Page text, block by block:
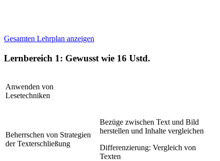
Gesamten Lehrplan anzeigen
Lernbereich 1: Gewusst wie 16 Ustd.
Anwenden von
Lesetechniken
Beherrschen von Strategien
der Texterschließung
Bezüge zwischen Text und Bild
herstellen und Inhalte vergleichen
Differenzierung: Vergleich von
Texten